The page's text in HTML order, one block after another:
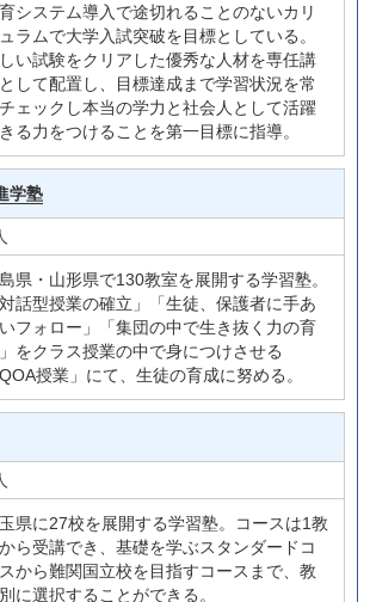
システム導入で途切れることのないカリ
ラムで大学入試突破を目標としている。
い試験をクリアした優秀な人材を専任講
して配置し、目標達成まで学習状況を常
ェックし本当の学力と社会人として活躍
る力をつけることを第一目標に指導。
学塾
県・山形県で130教室を展開する学習塾。
対話型授業の確立」「生徒、保護者に手あ
フォロー」「集団の中で生き抜く力の育
をクラス授業の中で身につけさせる
QOA授業」にて、生徒の育成に努める。
県に27校を展開する学習塾。コースは1教
ら受講でき、基礎を学ぶスタンダードコ
から難関国立校を目指すコースまで、教
に選択することができる。